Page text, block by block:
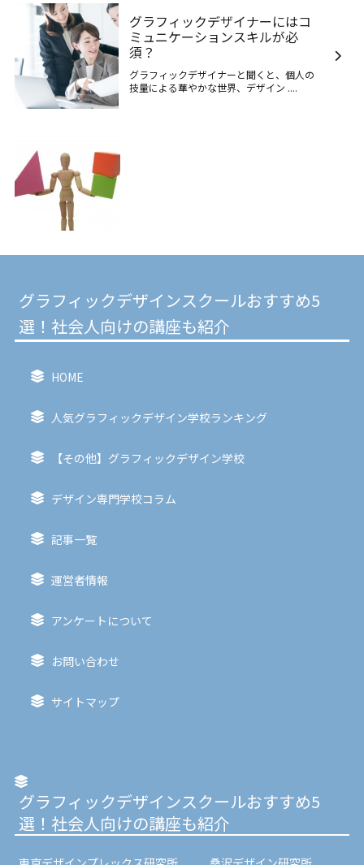
グラフィックデザイナーにはコ
ミュニケーションスキルが必
須？
グラフィックデザイナーと聞くと、個人の
技量による華やかな世界、デザイン ....
グラフィックデザインスクールおすすめ5
選！社会人向けの講座も紹介
HOME
人気グラフィックデザイン学校ランキング
【その他】グラフィックデザイン学校
デザイン専門学校コラム
記事一覧
運営者情報
アンケートについて
お問い合わせ
サイトマップ
グラフィックデザインスクールおすすめ5
選！社会人向けの講座も紹介